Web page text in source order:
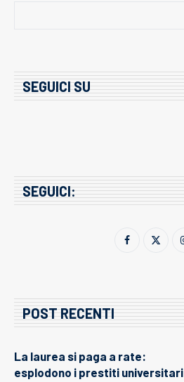
SEGUICI SU
SEGUICI:
POST RECENTI
La laurea si paga a rate:
esplodono i prestiti universitari